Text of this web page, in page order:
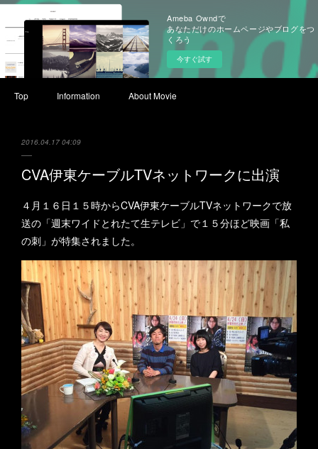
Ameba Owndで
あなただけのホームページやブログをつ
くろう
今すぐ試す
Top Information About Movie
2016.04.17 04:09
CVA伊東ケーブルTVネットワークに出演
４月１６日１５時からCVA伊東ケーブルTVネットワークで放
送の「週末ワイドとれたて生テレビ」で１５分ほど映画「私
の刺」が特集されました。